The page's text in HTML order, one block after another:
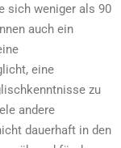
sich weniger als 90
auch ein
eine
zu
andere
dauerhaft in den